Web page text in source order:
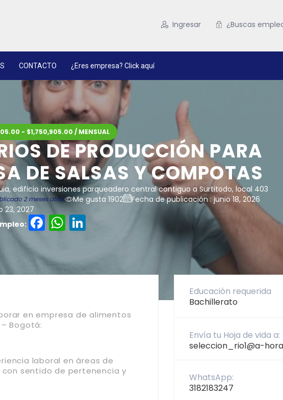
Ingresar ¿Buscas
CONTACTO ¿Eres empresa? Click aquí
- $1,750,905.00 / MENSUAL
DE PRODUCCIÓN PARA
DE SALSAS Y COMPOTAS
edificio inversiones parqueadero central contiguo a Surtitodo, local 403
2 meses atrás Me gusta 1902
Fecha de publicación : junio 18, 2026
23, 2027
Facebook
WhatsApp
LinkedIn
en empresa de alimentos
Bogotá:
laboral en áreas de
con sentido de pertenencia y
Educación requerida
Bachillerato
Envía tu Hoja de vida a:
seleccion_rio1@a-
WhatsApp:
3182183247